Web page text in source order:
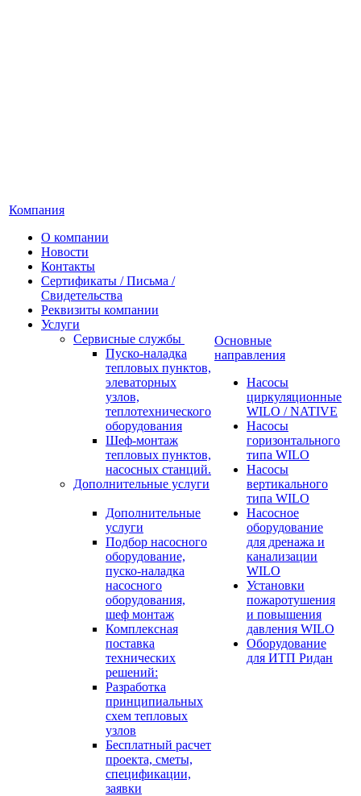
Компания
О компании
Новости
Контакты
Сертификаты / Письма /
Свидетельства
Реквизиты компании
Услуги
Сервисные службы
Пуско-наладка
тепловых пунктов,
элеваторных
узлов,
теплотехнического
оборудования
Шеф-монтаж
тепловых пунктов,
насосных станций.
Дополнительные услуги
Дополнительные
услуги
Подбор насосного
оборудование,
пуско-наладка
насосного
оборудования,
шеф монтаж
Комплексная
поставка
технических
решений:
Разработка
принципиальных
схем тепловых
узлов
Бесплатный расчет
проекта, сметы,
спецификации,
заявки
Основные
направления
Насосы
циркуляционные
WILO / NATIVE
Насосы
горизонтального
типа WILO
Насосы
вертикального
типа WILO
Насосное
оборудование
для дренажа и
канализации
WILO
Установки
пожаротушения
и повышения
давления WILO
Оборудование
для ИТП Ридан